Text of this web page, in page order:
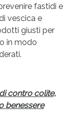
fastidi e
vescica e
giusti per
in modo
contro colite,
benessere
40% valido